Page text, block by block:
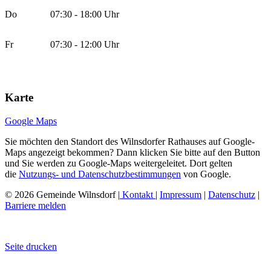
Do 07:30 - 18:00 Uhr
Fr 07:30 - 12:00 Uhr
Karte
Google Maps
Sie möchten den Standort des Wilnsdorfer Rathauses auf Google-
Maps angezeigt bekommen? Dann klicken Sie bitte auf den Button
und Sie werden zu Google-Maps weitergeleitet. Dort gelten
die Nutzungs- und Datenschutzbestimmungen von Google.
© 2026 Gemeinde Wilnsdorf | Kontakt | Impressum | Datenschutz |
Barriere melden
Seite drucken